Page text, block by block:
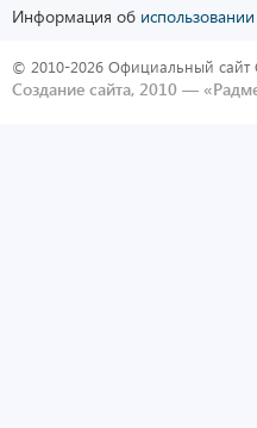
Информация об
© 2010-2026 Официальный сайт
Создание сайта, 2010 —